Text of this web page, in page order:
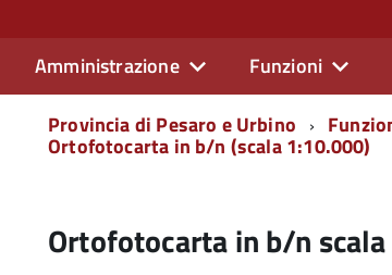
Amministrazione Funzioni
MenuProvincia di Pesaro e Urbino
Ortofotocarta in b/n (scala 1:10.000)
Ortofotocarta in b/n